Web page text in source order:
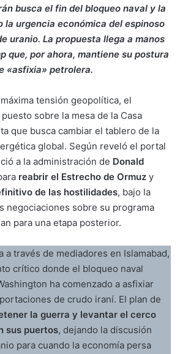
busca el fin del bloqueo naval y la
la urgencia económica del espinoso
uranio. La propuesta llega a manos
que, por ahora, mantiene su postura
«asfixia» petrolera.
tensión geopolítica, el
sobre la mesa de la Casa
que busca cambiar el tablero de la
global. Según reveló el portal
a la administración de Donald
reabrir el Estrecho de Ormuz y
de las hostilidades, bajo la
negociaciones sobre su programa
para una etapa posterior.
a través de mediadores en Islamabad,
crítico donde el bloqueo naval
ha comenzado a asfixiar
de crudo iraní. El plan de
la guerra y levantar el cerco
sus puertos, dejando la discusión
para cuando la economía persa